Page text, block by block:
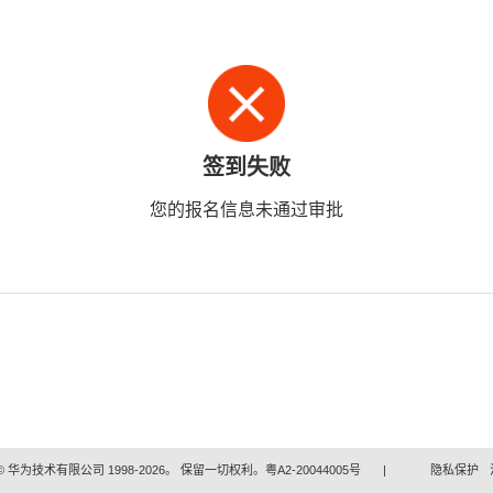
签到失败
您的报名信息未通过审批
华为技术有限公司 1998-2026。 保留一切权利。粤A2-20044005号 | 隐私保护